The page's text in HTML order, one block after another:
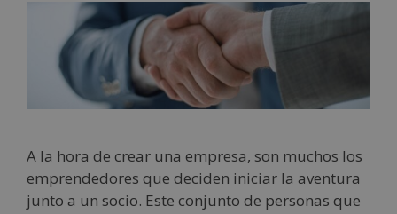
A la hora de crear una empresa, son muchos los
emprendedores que deciden iniciar la aventura
junto a un socio. Este conjunto de personas que